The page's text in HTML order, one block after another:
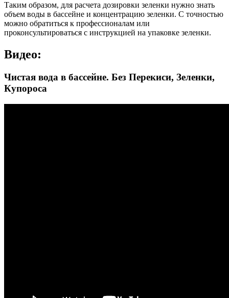
Таким образом, для расчета дозировки зеленки нужно знать
объем воды в бассейне и концентрацию зеленки. С точностью
можно обратиться к профессионалам или
проконсультироваться с инструкцией на упаковке зеленки.
Видео:
Чистая вода в бассейне. Без Перекиси, Зеленки,
Купороса